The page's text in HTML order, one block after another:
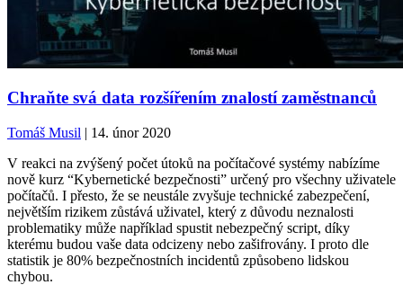
Chraňte svá data rozšířením znalostí zaměstnanců
Tomáš Musil | 14. únor 2020
V reakci na zvýšený počet útoků na počítačové systémy nabízíme
nově kurz “Kybernetické bezpečnosti” určený pro všechny uživatele
počítačů. I přesto, že se neustále zvyšuje technické zabezpečení,
největším rizikem zůstává uživatel, který z důvodu neznalosti
problematiky může například spustit nebezpečný script, díky
kterému budou vaše data odcizeny nebo zašifrovány. I proto dle
statistik je 80% bezpečnostních incidentů způsobeno lidskou
chybou.